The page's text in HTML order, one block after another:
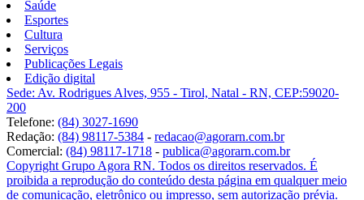
Saúde
Esportes
Cultura
Serviços
Publicações Legais
Edição digital
Sede: Av. Rodrigues Alves, 955 - Tirol, Natal - RN, CEP:59020-
200
Telefone: (84) 3027-1690
Redação: (84) 98117-5384 - redacao@agorarn.com.br
Comercial: (84) 98117-1718 - publica@agorarn.com.br
Copyright Grupo Agora RN. Todos os direitos reservados. É
proibida a reprodução do conteúdo desta página em qualquer meio
de comunicação, eletrônico ou impresso, sem autorização prévia.